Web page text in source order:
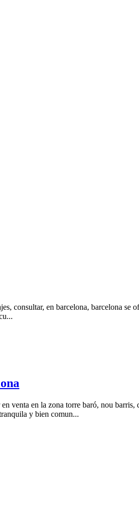
consultar, en barcelona, barcelona se
venta en la zona torre baró, nou
y bien comun...